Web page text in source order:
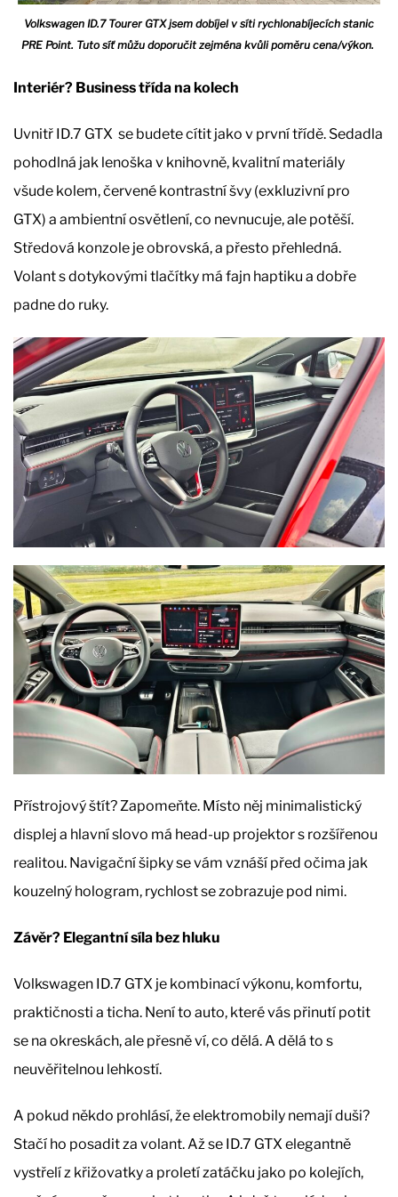
Volkswagen ID.7 Tourer GTX jsem dobíjel v síti rychlonabíjecích stanic
PRE Point. Tuto síť můžu doporučit zejména kvůli poměru cena/výkon.
Interiér? Business třída na kolech
Uvnitř ID.7 GTX se budete cítit jako v první třídě. Sedadla
pohodlná jak lenoška v knihovně, kvalitní materiály
všude kolem, červené kontrastní švy (exkluzivní pro
GTX) a ambientní osvětlení, co nevnucuje, ale potěší.
Středová konzole je obrovská, a přesto přehledná.
Volant s dotykovými tlačítky má fajn haptiku a dobře
padne do ruky.
Přístrojový štít? Zapomeňte. Místo něj minimalistický
displej a hlavní slovo má head-up projektor s rozšířenou
realitou. Navigační šipky se vám vznáší před očima jak
kouzelný hologram, rychlost se zobrazuje pod nimi.
Závěr? Elegantní síla bez hluku
Volkswagen ID.7 GTX je kombinací výkonu, komfortu,
praktičnosti a ticha. Není to auto, které vás přinutí potit
se na okreskách, ale přesně ví, co dělá. A dělá to s
neuvěřitelnou lehkostí.
A pokud někdo prohlásí, že elektromobily nemají duši?
Stačí ho posadit za volant. Až se ID.7 GTX elegantně
vystřelí z křižovatky a proletí zatáčku jako po kolejích,